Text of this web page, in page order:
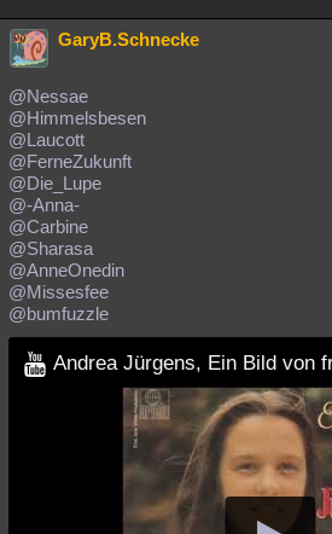
GaryB.Schnecke
@Nessae
@Himmelsbesen
@Laucott
@FerneZukunft
@Die_Lupe
@-Anna-
@Carbine
@Sharasa
@AnneOnedin
@Missesfee
@bumfuzzle
Andrea Jürgens, Ein Bild von